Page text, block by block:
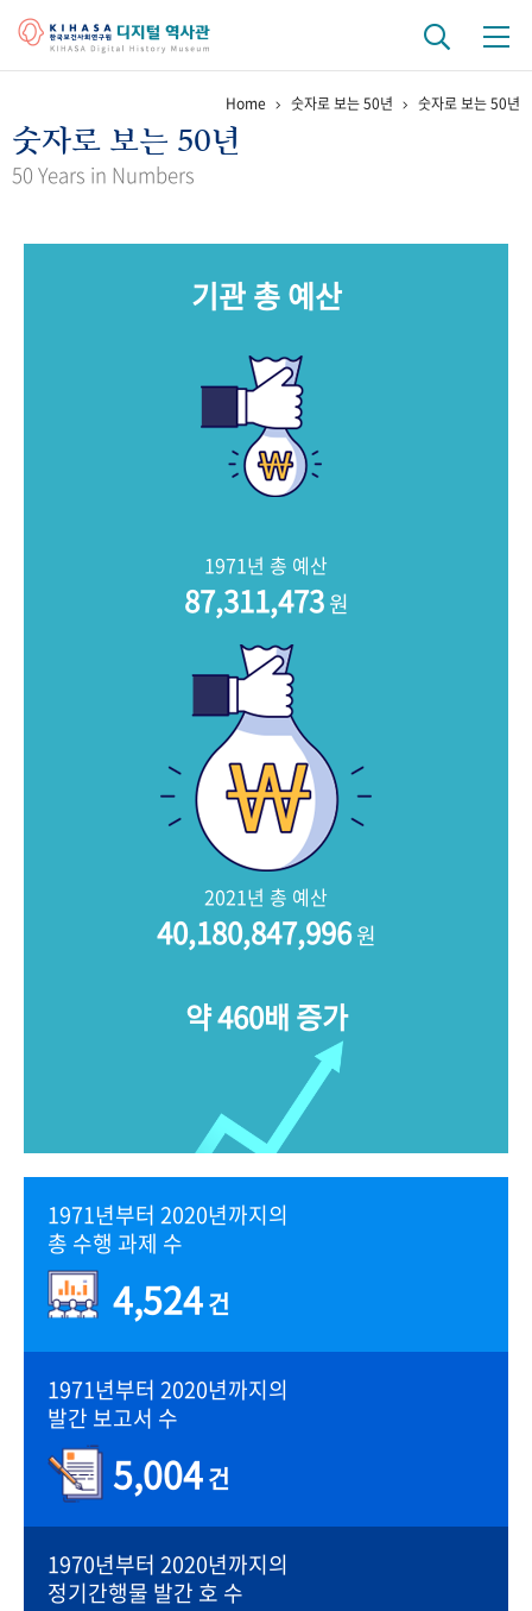
걸어온 길 기관 변천사 역대 기관장
키워드로 보는 연구 역사
문서 기록물 행정박물
Home 숫자로 보는 50년 숫자로 보는 50년
숫자로 보는 50년
50 Years in Numbers
기관 총 예산
1971년 총 예산
87,311,473원
2021년 총 예산
40,180,847,996원
약 460배 증가
1971년부터 2020년까지의
총 수행 과제 수
4,524건
1971년부터 2020년까지의
발간 보고서 수
5,004건
1970년부터 2020년까지의
정기간행물 발간 호 수